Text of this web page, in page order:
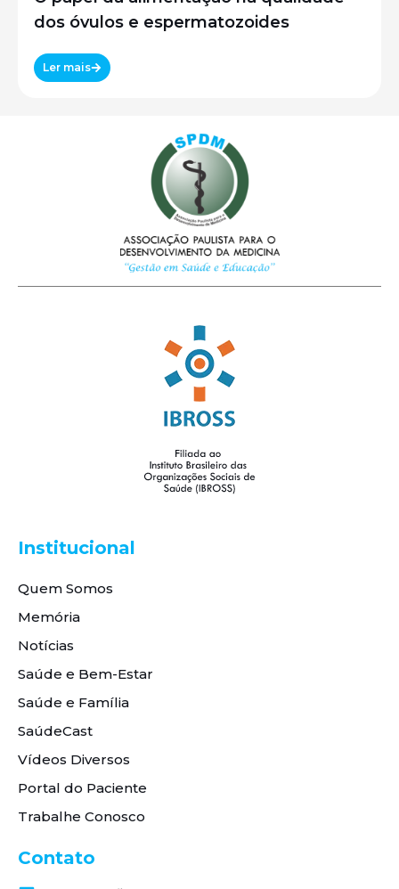
dos óvulos e espermatozoides
Ler mais
Institucional
Quem Somos
Memória
Notícias
Saúde e Bem-Estar
Saúde e Família
SaúdeCast
Vídeos Diversos
Portal do Paciente
Trabalhe Conosco
Contato